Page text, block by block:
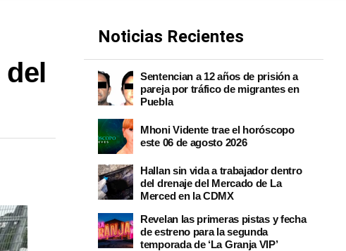
del
Noticias Recientes
Sentencian a 12 años de prisión a
pareja por tráfico de migrantes en
Puebla
Mhoni Vidente trae el horóscopo
este 06 de agosto 2026
Hallan sin vida a trabajador dentro
del drenaje del Mercado de La
Merced en la CDMX
Revelan las primeras pistas y fecha
de estreno para la segunda
temporada de ‘La Granja VIP’